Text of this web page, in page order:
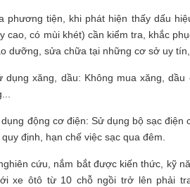
phương tiện, khi phát hiện thấy dấu
cao, có mùi khét) cần kiểm tra, khắc
dưỡng, sửa chữa tại những cơ sở uy
xăng, dầu: Không mua xăng,
động cơ điện: Sử dụng bộ sạc
định, hạn chế việc sạc qua đêm.
cứu, nắm bắt được kiến thức, kỹ
xe ôtô từ 10 chỗ ngồi trở lên phải